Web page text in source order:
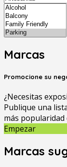
Marcas
Promocione su
¿Necesitas
Publique una
más popularidad
Empezar
Marcas